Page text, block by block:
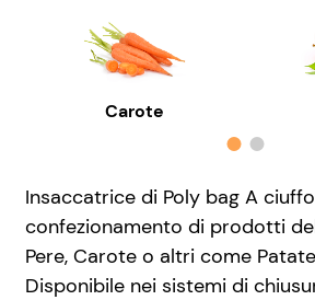
Carote
Insaccatrice di Poly bag A
confezionamento di prodotti
Pere, Carote o altri come
Disponibile nei sistemi di